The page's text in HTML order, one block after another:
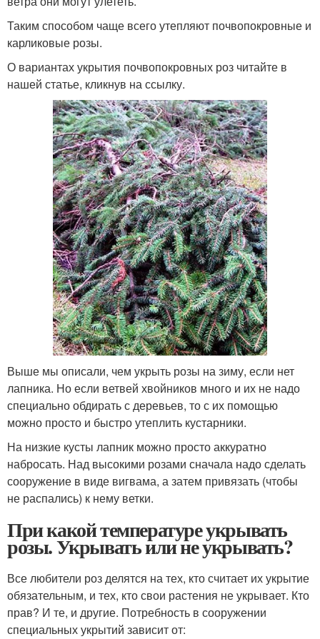
Таким способом чаще всего утепляют почвопокровные и
карликовые розы.
О вариантах укрытия почвопокровных роз читайте в
нашей статье, кликнув на ссылку.
Выше мы описали, чем укрыть розы на зиму, если нет
лапника. Но если ветвей хвойников много и их не надо
специально обдирать с деревьев, то с их помощью
можно просто и быстро утеплить кустарники.
На низкие кусты лапник можно просто аккуратно
набросать. Над высокими розами сначала надо сделать
сооружение в виде вигвама, а затем привязать (чтобы
не распались) к нему ветки.
При какой температуре укрывать
розы. Укрывать или не укрывать?
Все любители роз делятся на тех, кто считает их укрытие
обязательным, и тех, кто свои растения не укрывает. Кто
прав? И те, и другие. Потребность в сооружении
специальных укрытий зависит от: